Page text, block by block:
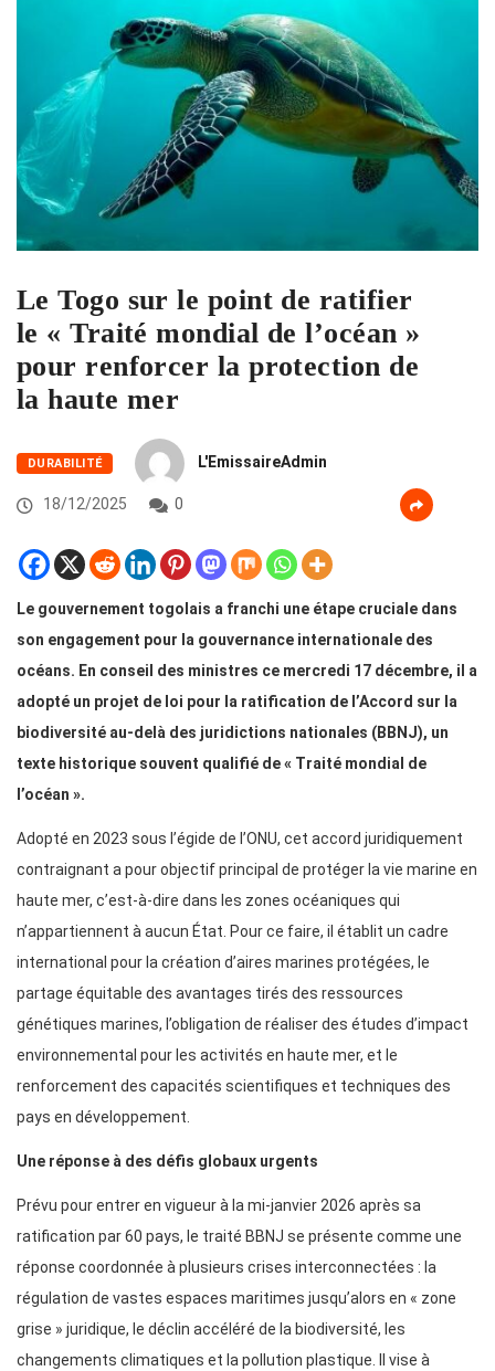
Le Togo sur le point de ratifier
le « Traité mondial de l’océan »
pour renforcer la protection de
la haute mer
DURABILITÉ L'EmissaireAdmin
18/12/2025 0
Le gouvernement togolais a franchi une étape cruciale dans
son engagement pour la gouvernance internationale des
océans. En conseil des ministres ce mercredi 17 décembre, il a
adopté un projet de loi pour la ratification de l’Accord sur la
biodiversité au-delà des juridictions nationales (BBNJ), un
texte historique souvent qualifié de « Traité mondial de
l’océan ».
Adopté en 2023 sous l’égide de l’ONU, cet accord juridiquement
contraignant a pour objectif principal de protéger la vie marine en
haute mer, c’est-à-dire dans les zones océaniques qui
n’appartiennent à aucun État. Pour ce faire, il établit un cadre
international pour la création d’aires marines protégées, le
partage équitable des avantages tirés des ressources
génétiques marines, l’obligation de réaliser des études d’impact
environnemental pour les activités en haute mer, et le
renforcement des capacités scientifiques et techniques des
pays en développement.
Une réponse à des défis globaux urgents
Prévu pour entrer en vigueur à la mi-janvier 2026 après sa
ratification par 60 pays, le traité BBNJ se présente comme une
réponse coordonnée à plusieurs crises interconnectées : la
régulation de vastes espaces maritimes jusqu’alors en « zone
grise » juridique, le déclin accéléré de la biodiversité, les
changements climatiques et la pollution plastique. Il vise à